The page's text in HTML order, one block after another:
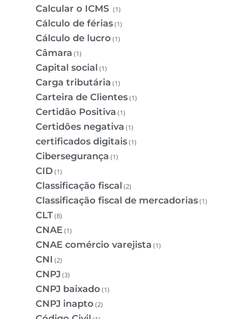
Calcular o ICMS (1)
Cálculo de férias(1)
Cálculo de lucro (1)
Câmara (1)
Capital social (1)
Carga tributária (1)
Carteira de Clientes(1)
Certidão Positiva (1)
Certidões negativa (1)
certificados digitais(1)
Cibersegurança (1)
CID (1)
Classificação fiscal (2)
Classificação fiscal de mercadorias(1)
CLT(8)
CNAE(1)
CNAE comércio varejista (1)
CNI (2)
CNPJ (3)
CNPJ baixado (1)
CNPJ inapto (2)